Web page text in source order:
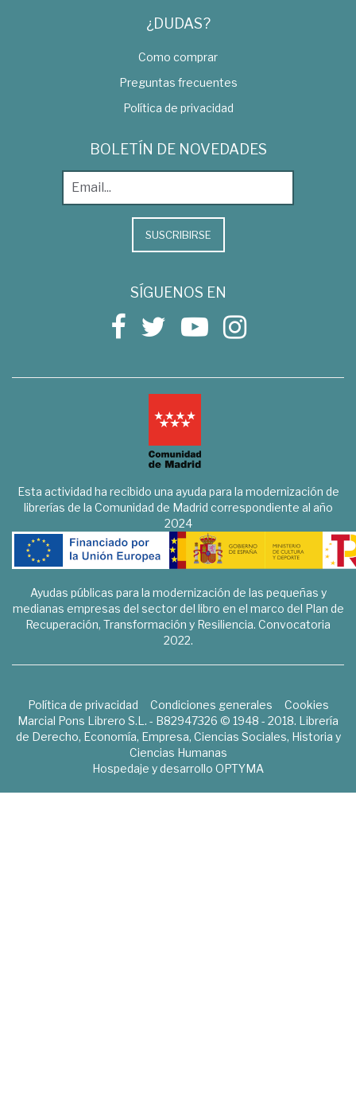
¿DUDAS?
Como comprar
Preguntas frecuentes
Política de privacidad
BOLETÍN DE NOVEDADES
SUSCRIBIRSE
SÍGUENOS EN
Esta actividad ha recibido una ayuda para la modernización de
librerías de la Comunidad de Madrid correspondiente al año
2024
Ayudas públicas para la modernización de las pequeñas y
medianas empresas del sector del libro en el marco del Plan de
Recuperación, Transformación y Resiliencia. Convocatoria
2022.
Política de privacidad Condiciones generales
Cookies
Marcial Pons Librero S.L. - B82947326 © 1948 - 2018. Librería
de Derecho, Economía, Empresa, Ciencias Sociales, Historia y
Ciencias Humanas
Hospedaje y desarrollo OPTYMA